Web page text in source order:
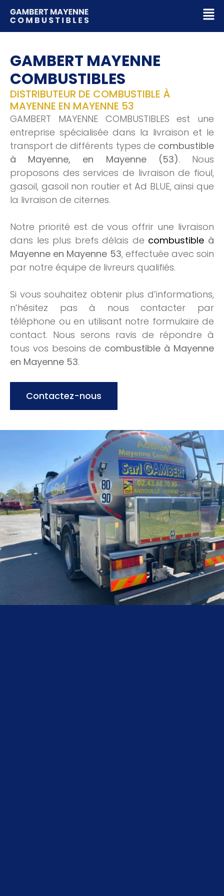
GAMBERT MAYENNE
COMBUSTIBLES
DISTRIBUTEUR DE COMBUSTIBLE À
MAYENNE EN MAYENNE 53
GAMBERT MAYENNE COMBUSTIBLES est une
entreprise spécialisée dans la livraison et le
transport de différents types de combustible
à Mayenne, en Mayenne (53). Nous
proposons des services de livraison de fioul,
gasoil, gasoil non routier et Ad BLUE, ainsi que
la livraison de citernes.
Notre priorité est de vous offrir une livraison
dans les plus brefs délais de combustible à
Mayenne en Mayenne 53, effectuée avec soin
par notre équipe de livreurs qualifiés.
Si vous souhaitez obtenir plus d’informations,
n’hésitez pas à nous contacter par
téléphone ou en utilisant notre formulaire de
contact. Nous serons ravis de répondre à
tous vos besoins de combustible à Mayenne
en Mayenne 53.
Contactez-nous